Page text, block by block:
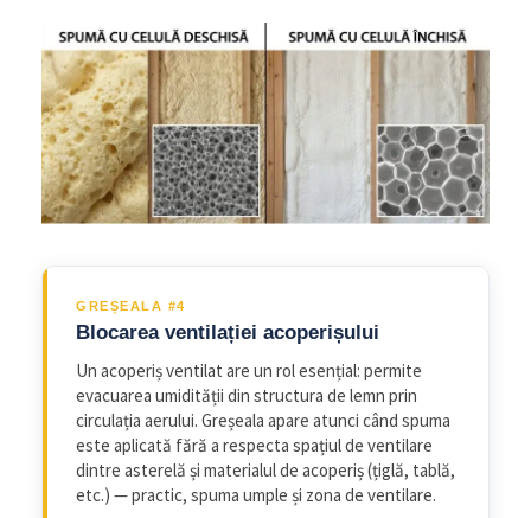
GREȘEALA #4
Blocarea ventilației acoperișului
Un acoperiș ventilat are un rol esențial: permite
evacuarea umidității din structura de lemn prin
circulația aerului. Greșeala apare atunci când spuma
este aplicată fără a respecta spațiul de ventilare
dintre asterelă și materialul de acoperiș (țiglă, tablă,
etc.) — practic, spuma umple și zona de ventilare.